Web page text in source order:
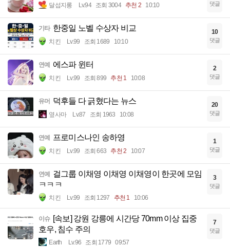
달섭지롱 Lv.94 조회 3004 추천 2 10:10 댓글
기타 한중일 노벨 수상자 비교
치킨 Lv.99 조회 1689 10:10
10
댓글
연예 에스파 윈터
치킨 Lv.99 조회 899 추천 1 10:08
2
댓글
유머 덕후들 다 긁혔다는 뉴스
옆사마 Lv.87 조회 1963 10:08
20
댓글
연예 프로미스나인 송하영
치킨 Lv.99 조회 663 추천 2 10:07
1
댓글
연예
걸그룹 이채영 이채영 이채영이 한곳에 모임
ㅋㅋㅋ
치킨 Lv.99 조회 1297 추천 1 10:06
3
댓글
이슈 [속보] 강원 강릉에 시간당 70mm 이상 집중
호우, 침수 주의
Earth Lv.96 조회 1779 09:57
7
댓글